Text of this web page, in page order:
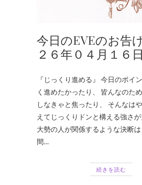
今日のEVEのお告
２６年０４月１６日
『じっくり進める』 今日のポイ
く進めたかったり、 皆んなのた
しなきゃと焦ったり、 そんなは
えてじっくりドンと構える強さが
大勢の人が関係するような決断
間…
続きを読む